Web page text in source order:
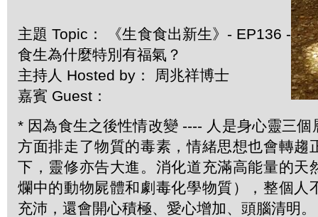
主題 Topic： 《生食食出新生》- EP136 -
食生為什麼特別有福氣？
主持人 Hosted by： 周兆祥博士
嘉賓 Guest：
* 因為食生之後性情改變 ---- 人是身心靈三個
方面排走了物質的毒素，情緒思想也會轉趨
下，靈修亦告大進。消化道充滿高能量的天
爛中的動物屍體和劇毒化學物質），整個人
充沛，還會開心積極、愛心增加、頭腦清明。